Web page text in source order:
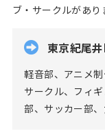
ブ・サークルがあり
東京紀尾
軽音部、アニメ
サークル、フィ
部、サッカー部